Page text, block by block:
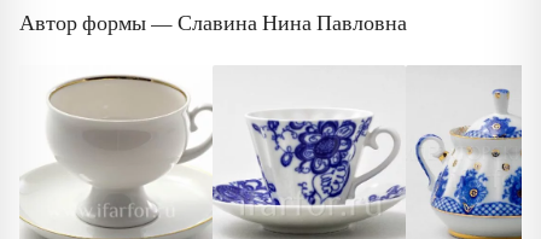
Автор формы — Славина Нина Павловна